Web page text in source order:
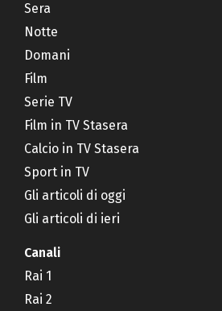
Sera
Notte
Domani
Film
Serie TV
Film in TV Stasera
Calcio in TV Stasera
Sport in TV
Gli articoli di oggi
Gli articoli di ieri
Canali
Rai 1
Rai 2